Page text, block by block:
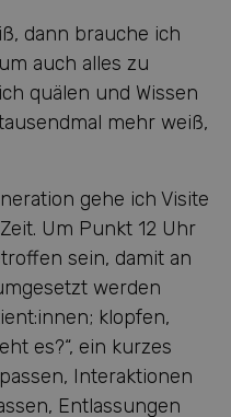
dann brauche ich
auch alles zu
quälen und Wissen
mehr weiß,
gehe ich Visite
Um Punkt 12 Uhr
sein, damit an
werden
klopfen,
es?“, ein kurzes
Interaktionen
Entlassungen